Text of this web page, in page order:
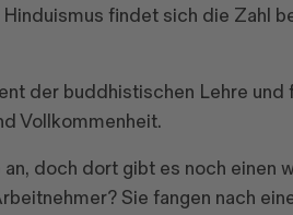
findet sich die Zahl
der buddhistischen Lehre und
Vollkommenheit.
doch dort gibt es noch einen
Sie fangen nach